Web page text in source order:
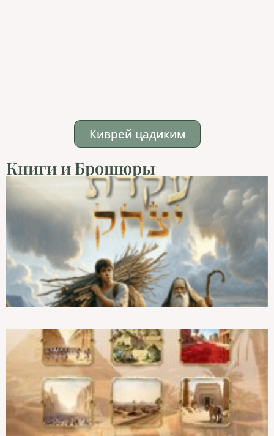
Киврей цадиким
Книги и Брошюры